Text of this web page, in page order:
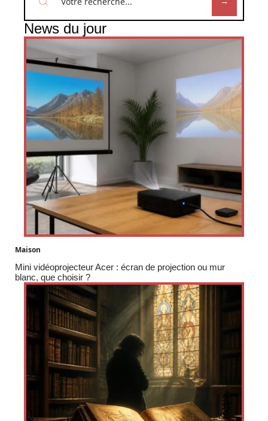
News du jour
Maison
Mini vidéoprojecteur Acer : écran de projection ou mur
blanc, que choisir ?